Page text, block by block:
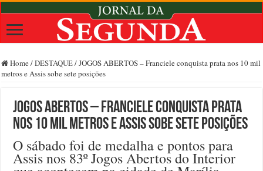
Home /DESTAQUE/JOGOS ABERTOS – Franciele conquista prata nos 10 mil
metros e Assis sobe sete posições
JOGOS ABERTOS – Franciele conquista prata
nos 10 mil metros e Assis sobe sete posições
O sábado foi de medalha e pontos para
Assis nos 83º Jogos Abertos do Interior